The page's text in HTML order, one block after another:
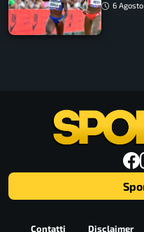
6
Contatti Disclaimer